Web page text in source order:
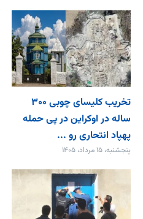
تخریب کلیسای چوبی ۳۰۰
ساله در اوکراین در پی حمله
پهپاد انتحاری رو ...
پنجشنبه، ۱۵ مرداد، ۱۴۰۵